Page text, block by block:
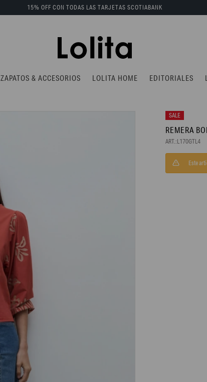
ZAPATOS & ACCESORIOS LOLITA HOME EDITORIALES
15% OFF CON TODAS LAS TARJETAS SCOTIABANK
REMERA
L170GTL4
Este